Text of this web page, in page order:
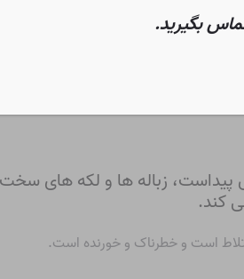
زباله ها و لکه های سخت
کند.
بگیرید.